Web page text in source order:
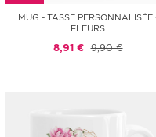
MUG - TASSE PERSONNALISÉE
FLEURS
8,91 € 9,90 €